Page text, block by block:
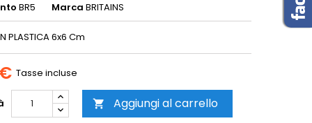
BR5 Marca BRITAINS
PLASTICA 6x6 Cm
Tasse incluse
 Aggiungi al carrello